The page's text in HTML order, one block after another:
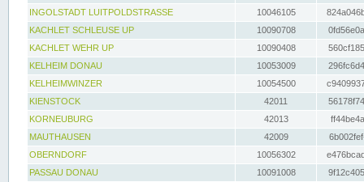
INGOLSTADT LUITPOLDSTRASSE
10046105
KACHLET SCHLEUSE UP
10090708
KACHLET WEHR UP
10090408
KELHEIM DONAU
10053009
KELHEIMWINZER
10054500
KIENSTOCK
42011
KORNEUBURG
42013
MAUTHAUSEN
42009
OBERNDORF
10056302
PASSAU DONAU
10091008